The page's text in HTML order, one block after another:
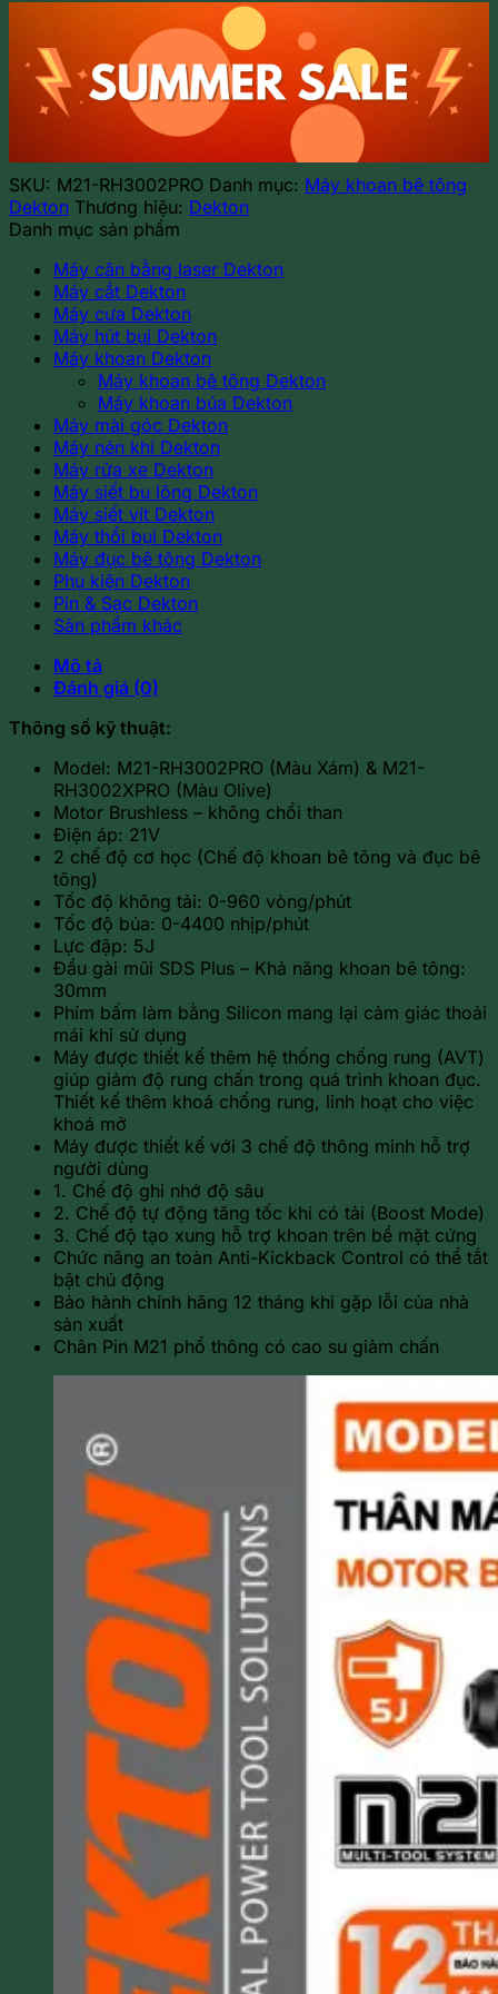
pin
2
chức
M21-
RH3002PRO
số
lượng
SKU: M21-RH3002PRO Danh mục: Máy khoan bê tông
Dekton Thương hiệu: Dekton
Danh mục sản phẩm
Máy cân bằng laser Dekton
Máy cắt Dekton
Máy cưa Dekton
Máy hút bụi Dekton
Máy khoan Dekton
Máy khoan bê tông Dekton
Máy khoan búa Dekton
Máy mài góc Dekton
Máy nén khí Dekton
Máy rửa xe Dekton
Máy siết bu lông Dekton
Máy siết vít Dekton
Máy thổi bụi Dekton
Máy đục bê tông Dekton
Phụ kiện Dekton
Pin & Sạc Dekton
Sản phẩm khác
Mô tả
Đánh giá (0)
Thông số kỹ thuật:
Model: M21-RH3002PRO (Màu Xám) & M21-
RH3002XPRO (Màu Olive)
Motor Brushless – không chổi than
Điện áp: 21V
2 chế độ cơ học (Chế độ khoan bê tông và đục bê
tông)
Tốc độ không tải: 0-960 vòng/phút
Tốc độ búa: 0-4400 nhịp/phút
Lực đập: 5J
Đầu gài mũi SDS Plus – Khả năng khoan bê tông:
30mm
Phím bấm làm bằng Silicon mang lại cảm giác thoải
mái khi sử dụng
Máy được thiết kế thêm hệ thống chống rung (AVT)
giúp giảm độ rung chấn trong quá trình khoan đục.
Thiết kế thêm khoá chống rung, linh hoạt cho việc
khoá mở
Máy được thiết kế với 3 chế độ thông minh hỗ trợ
người dùng
1. Chế độ ghi nhớ độ sâu
2. Chế độ tự động tăng tốc khi có tải (Boost Mode)
3. Chế độ tạo xung hỗ trợ khoan trên bề mặt cứng
Chức năng an toàn Anti-Kickback Control có thể tắt
bật chủ động
Bảo hành chính hãng 12 tháng khi gặp lỗi của nhà
sản xuất
Chân Pin M21 phổ thông có cao su giảm chấn